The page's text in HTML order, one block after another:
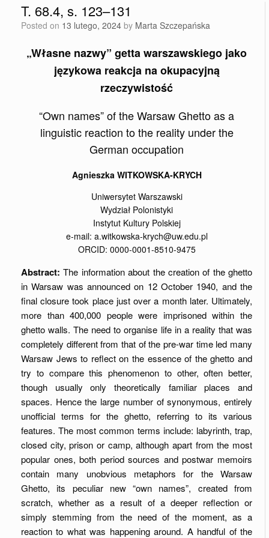
T. 68.4, s. 123–131
Posted on 13 lutego, 2024 by Marta Szczepańska
„Własne nazwy” getta warszawskiego jako
językowa reakcja na okupacyjną
rzeczywistość
“Own names” of the Warsaw Ghetto as a
linguistic reaction to the reality under the
German occupation
Agnieszka WITKOWSKA-KRYCH
Uniwersytet Warszawski
Wydział Polonistyki
Instytut Kultury Polskiej
e-mail: a.witkowska-krych@uw.edu.pl
ORCID: 0000-0001-8510-9475
Abstract: The information about the creation of the ghetto
in Warsaw was announced on 12 October 1940, and the
final closure took place just over a month later. Ultimately,
more than 400,000 people were imprisoned within the
ghetto walls. The need to organise life in a reality that was
completely different from that of the pre-war time led many
Warsaw Jews to reflect on the essence of the ghetto and
try to compare this phenomenon to other, often better,
though usually only theoretically familiar places and
spaces. Hence the large number of synonymous, entirely
unofficial terms for the ghetto, referring to its various
features. The most common terms include: labyrinth, trap,
closed city, prison or camp, although apart from the most
popular ones, both period sources and postwar memoirs
contain many unobvious metaphors for the Warsaw
Ghetto, its peculiar new “own names”, created from
scratch, whether as a result of a deeper reflection or
simply stemming from the need of the moment, as a
reaction to what was happening around. A handful of the